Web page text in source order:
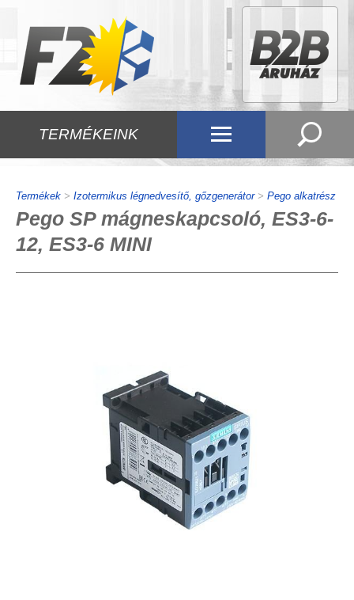
TERMÉKEINK
Termékek > Izotermikus légnedvesítő, gőzgenerátor> Pego alkatrész
Pego SP mágneskapcsoló, ES3-6-
12, ES3-6 MINI